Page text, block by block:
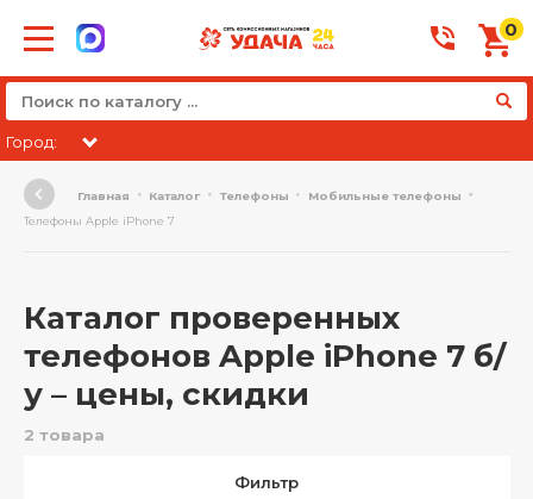
0
Город:
Главная Каталог Телефоны
Мобильные телефоны
Телефоны Apple iPhone 7
Каталог проверенных
телефонов Apple iPhone 7 б/
у – цены, скидки
2 товара
Фильтр